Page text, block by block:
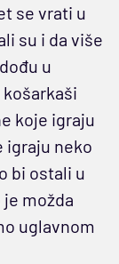
se vrati u
su i da više
u
koje igraju
igraju neko
bi ostali u
možda
uglavnom